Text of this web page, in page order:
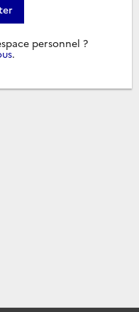
personnel ?
.